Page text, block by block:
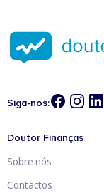
Siga-nos:
Doutor Finanças
Sobre nós
Contactos